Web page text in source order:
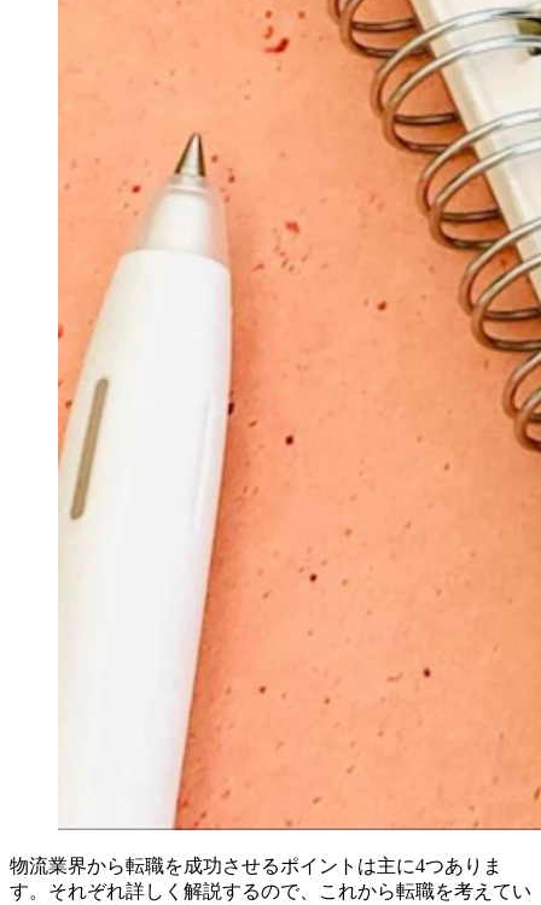
物流業界から転職を成功させるポイントは主に4つありま
す。それぞれ詳しく解説するので、これから転職を考えてい